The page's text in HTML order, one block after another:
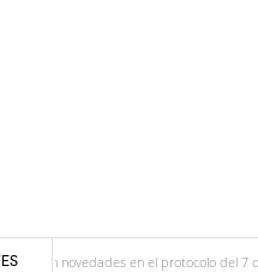
novedades en el protocolo del 7 de agosto